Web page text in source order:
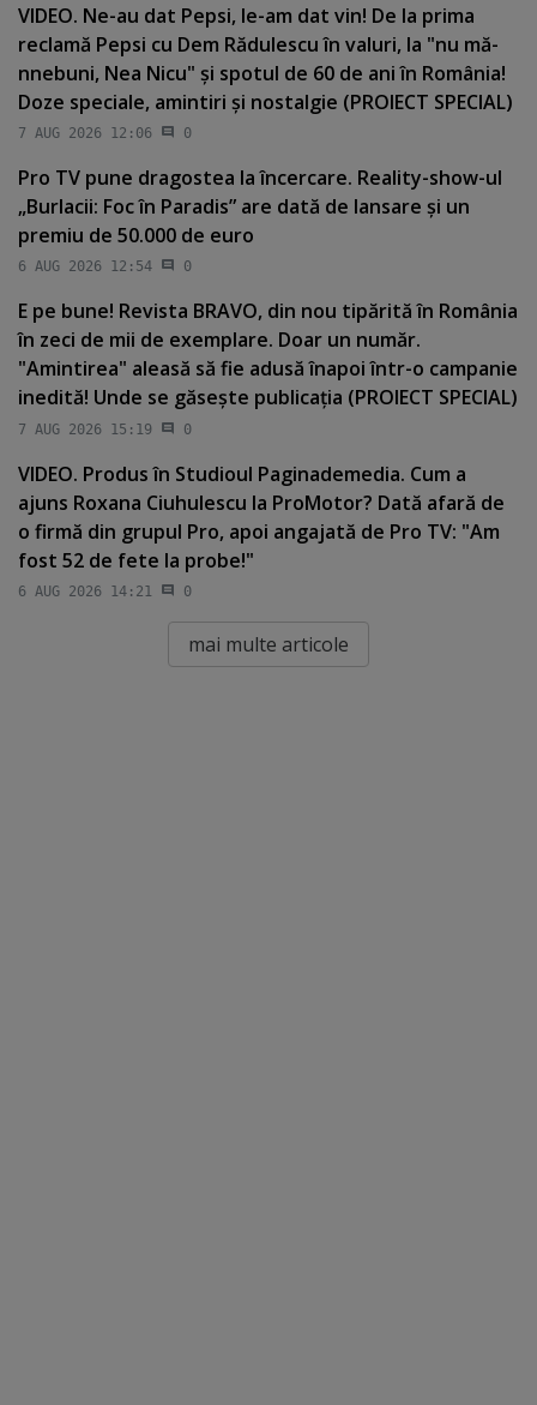
VIDEO. Ne-au dat Pepsi, le-am dat vin! De la prima
reclamă Pepsi cu Dem Rădulescu în valuri, la "nu mă-
nnebuni, Nea Nicu" şi spotul de 60 de ani în România!
Doze speciale, amintiri şi nostalgie (PROIECT SPECIAL)
7 AUG 2026 12:06 0
Pro TV pune dragostea la încercare. Reality-show-ul
„Burlacii: Foc în Paradis” are dată de lansare şi un
premiu de 50.000 de euro
6 AUG 2026 12:54 0
E pe bune! Revista BRAVO, din nou tipărită în România
în zeci de mii de exemplare. Doar un număr.
"Amintirea" aleasă să fie adusă înapoi într-o campanie
inedită! Unde se găseşte publicaţia (PROIECT SPECIAL)
7 AUG 2026 15:19 0
VIDEO. Produs în Studioul Paginademedia. Cum a
ajuns Roxana Ciuhulescu la ProMotor? Dată afară de
o firmă din grupul Pro, apoi angajată de Pro TV: "Am
fost 52 de fete la probe!"
6 AUG 2026 14:21 0
mai multe articole